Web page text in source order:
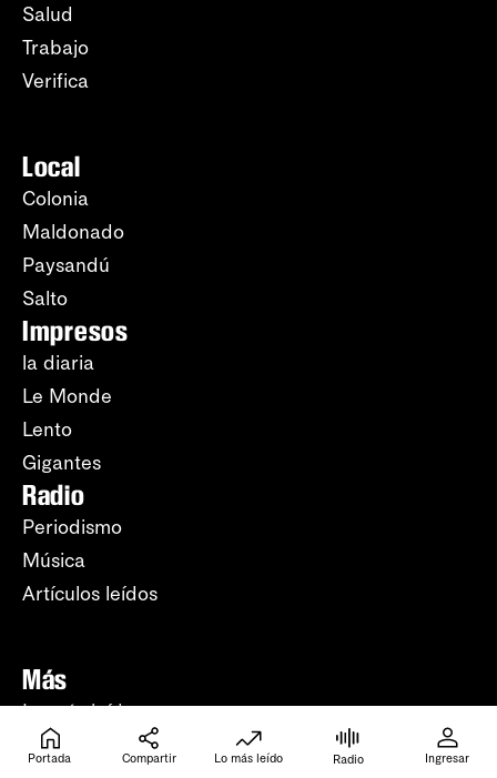
Salud
Trabajo
Verifica
Local
Colonia
Maldonado
Paysandú
Salto
Impresos
la diaria
Le Monde
Lento
Gigantes
Radio
Periodismo
Música
Artículos leídos
Más
Lo más leído
Apuntes del día
Portada Compartir Lo más leído Radio Ingresar